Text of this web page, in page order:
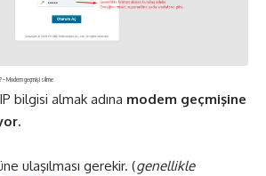
– Modem geçmişi silme
bilgisi almak adına modem geçmişine
ulaşılması gerekir. (genellikle